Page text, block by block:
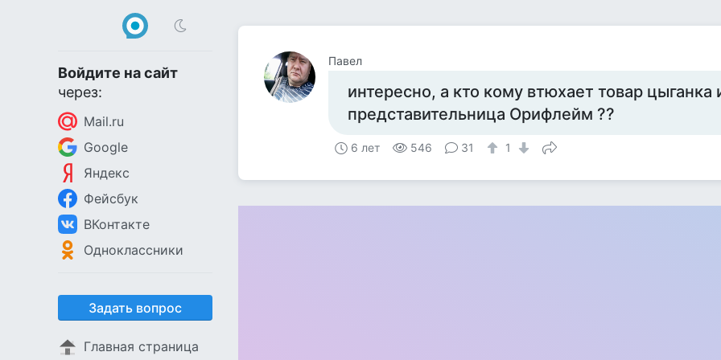
Войдите на сайт
через:
Mail.ru
Google
Яндекс
Фейсбук
ВКонтакте
Одноклассники
Задать вопрос
Главная страница
Павел
интересно, а кто кому втюхает товар цыганка
представительница Орифлейм ??
6 лет 546 31 1